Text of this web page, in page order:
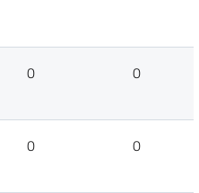
0 0
0 0